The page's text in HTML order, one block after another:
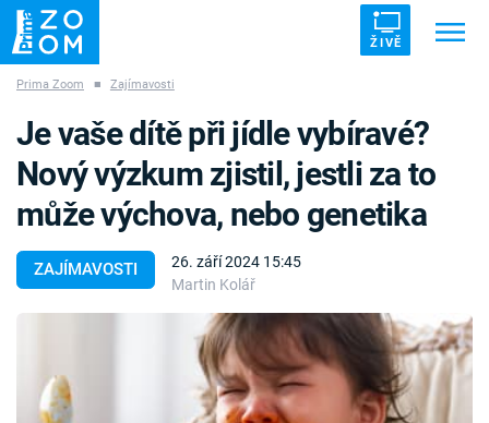
ŽIVĚ
ZÁHADY VETŘELCI DÁVNOVĚKU
Témata
Pořady
Prima Zoom ■ Zajímavosti
ZAJÍMAVOSTI
26. září 2024 15:45
Martin Kolář
Je vaše dítě při jídle vybíravé?
Nový výzkum zjistil, jestli za to
může výchova, nebo genetika